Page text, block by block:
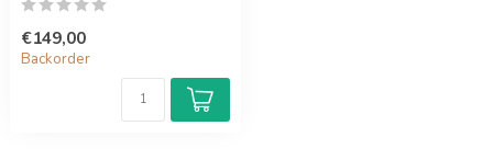
€149,00
Backorder